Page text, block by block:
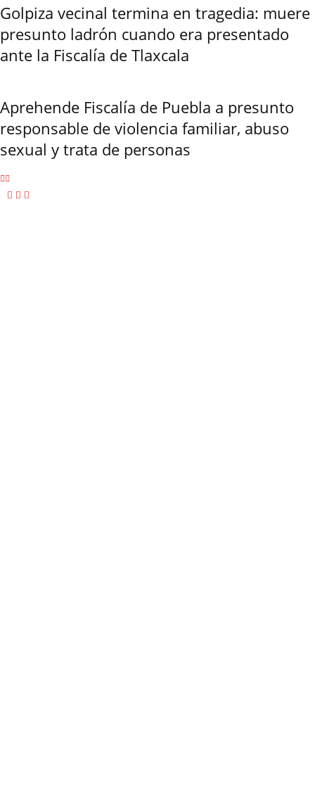
Golpiza vecinal termina en tragedia: muere
presunto ladrón cuando era presentado
ante la Fiscalía de Tlaxcala
Aprehende Fiscalía de Puebla a presunto
responsable de violencia familiar, abuso
sexual y trata de personas